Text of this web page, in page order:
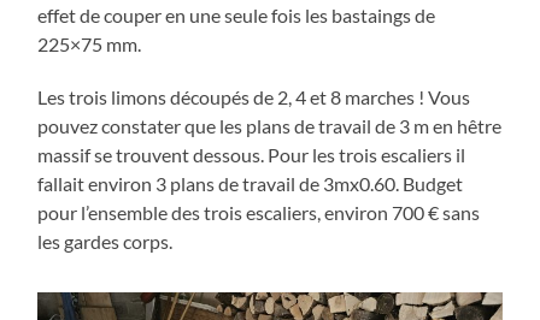
effet de couper en une seule fois les bastaings de
225×75 mm.
Les trois limons découpés de 2, 4 et 8 marches ! Vous
pouvez constater que les plans de travail de 3 m en hêtre
massif se trouvent dessous. Pour les trois escaliers il
fallait environ 3 plans de travail de 3mx0.60. Budget
pour l’ensemble des trois escaliers, environ 700 € sans
les gardes corps.